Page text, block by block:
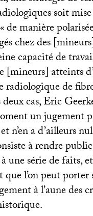
soit
de manière
chez des
capacité de
[mineurs] atteints
radiologique de
cas, Eric
un jugement
n’en a d’ailleurs
à rendre
une série de faits,
l’on peut
à l’aune des